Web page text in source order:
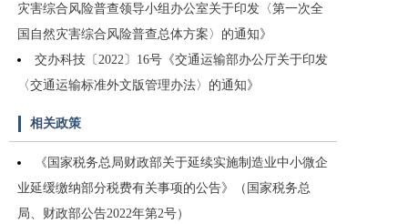
灾害综合风险普查领导小组办公室关于印发〈第一次全
国自然灾害综合风险普查总体方案〉的通知》
交办科技〔2022〕16号《交通运输部办公厅关于印发
〈交通运输标准外文版管理办法〉的通知》
相关政策
《国家税务总局财政部关于延续实施制造业中小微企
业延缓缴纳部分税费有关事项的公告》（国家税务总
局、财政部公告2022年第2号）